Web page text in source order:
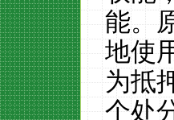
能。
地使
为抵
个处